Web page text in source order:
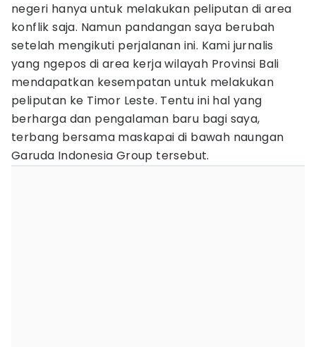
negeri hanya untuk melakukan peliputan di area
konflik saja. Namun pandangan saya berubah
setelah mengikuti perjalanan ini. Kami jurnalis
yang ngepos di area kerja wilayah Provinsi Bali
mendapatkan kesempatan untuk melakukan
peliputan ke Timor Leste. Tentu ini hal yang
berharga dan pengalaman baru bagi saya,
terbang bersama maskapai di bawah naungan
Garuda Indonesia Group tersebut.